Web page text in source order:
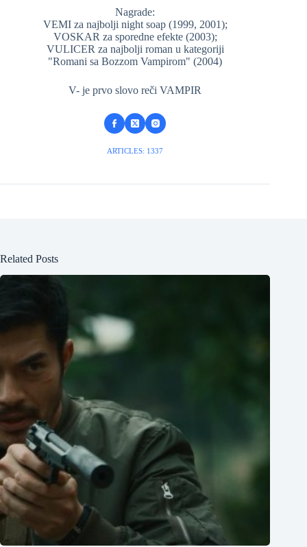
Nagrade:
VEMI za najbolji night soap (1999, 2001);
VOSKAR za sporedne efekte (2003);
VULICER za najbolji roman u kategoriji
"Romani sa Bozzom Vampirom" (2004)
V- je prvo slovo reči VAMPIR
ARTICLES: 1337
Related Posts